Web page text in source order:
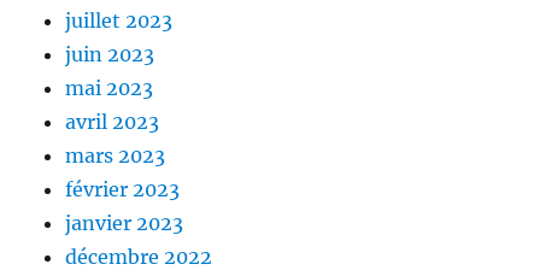
juillet 2023
juin 2023
mai 2023
avril 2023
mars 2023
février 2023
janvier 2023
décembre 2022